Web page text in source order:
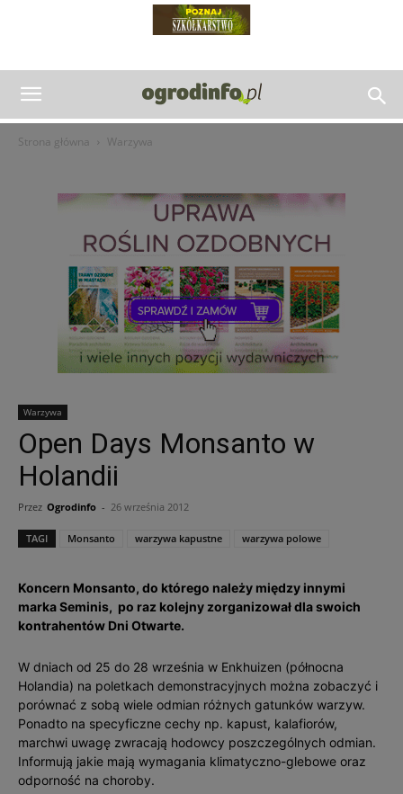
Strona główna Warzywa
Warzywa
Open Days Monsanto w
Holandii
Przez Ogrodinfo - 26 września 2012
TAGI Monsanto warzywa kapustne warzywa polowe
Koncern Monsanto, do którego należy między innymi
marka Seminis, po raz kolejny zorganizował dla swoich
kontrahentów Dni Otwarte.
W dniach od 25 do 28 września w Enkhuizen (północna
Holandia) na poletkach demonstracyjnych można zobaczyć i
porównać z sobą wiele odmian różnych gatunków warzyw.
Ponadto na specyficzne cechy np. kapust, kalafiorów,
marchwi uwagę zwracają hodowcy poszczególnych odmian.
Informują jakie mają wymagania klimatyczno-glebowe oraz
odporność na choroby.